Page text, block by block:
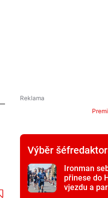
Výběr
Ironman
přinese do
vjezdu a